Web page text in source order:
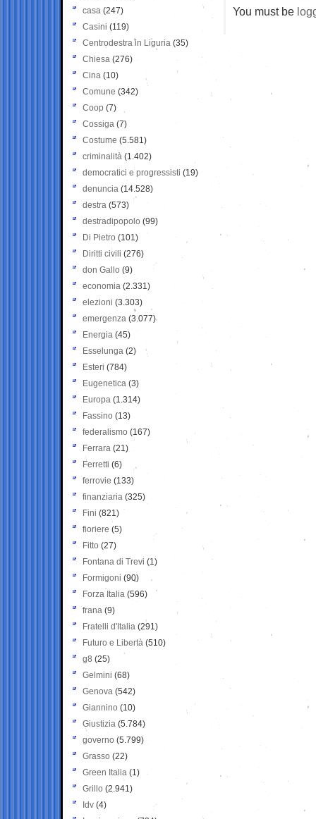
You must be
casa (247)
Casini (119)
Centrodestra in Liguria (35)
Chiesa (276)
Cina (10)
Comune (342)
Coop (7)
Cossiga (7)
Costume (5.581)
criminalità (1.402)
democratici e progressisti (19)
denuncia (14.528)
destra (573)
destradipopolo (99)
Di Pietro (101)
Diritti civili (276)
don Gallo (9)
economia (2.331)
elezioni (3.303)
emergenza (3.077)
Energia (45)
Esselunga (2)
Esteri (784)
Eugenetica (3)
Europa (1.314)
Fassino (13)
federalismo (167)
Ferrara (21)
Ferretti (6)
ferrovie (133)
finanziaria (325)
Fini (821)
fioriere (5)
Fitto (27)
Fontana di Trevi (1)
Formigoni (90)
Forza Italia (596)
frana (9)
Fratelli d'Italia (291)
Futuro e Libertà (510)
g8 (25)
Gelmini (68)
Genova (542)
Giannino (10)
Giustizia (5.784)
governo (5.799)
Grasso (22)
Green Italia (1)
Grillo (2.941)
Idv (4)